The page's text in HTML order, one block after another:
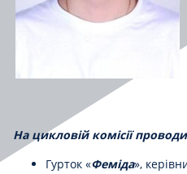
На цикловій комісії
Гурток «Феміда»,